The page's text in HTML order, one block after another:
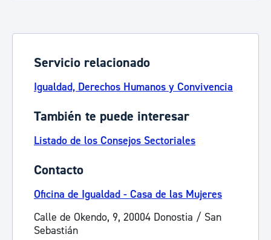
Servicio relacionado
Igualdad, Derechos Humanos y Convivencia
También te puede interesar
Listado de los Consejos Sectoriales
Contacto
Oficina de Igualdad - Casa de las Mujeres
Calle de Okendo, 9, 20004 Donostia / San
Sebastián